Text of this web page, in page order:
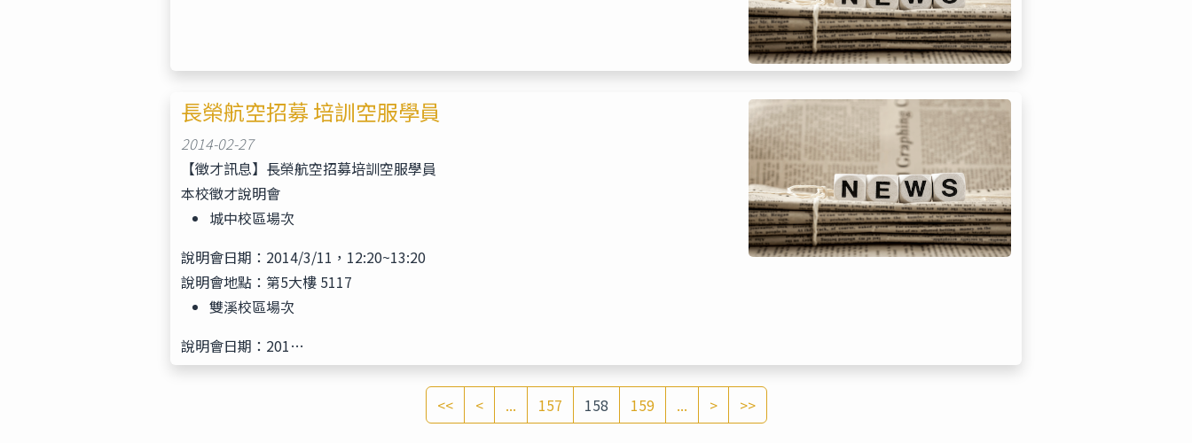
長榮航空招募 培訓空服學員
2014-02-27
【徵才訊息】長榮航空招募培訓空服學員
本校徵才說明會
城中校區場次
說明會日期：2014/3/11，12:20~13:20
說明會地點：第5大樓 5117
雙溪校區場次
說明會日期：201…
<< < ... 157 158 159 ... > >>